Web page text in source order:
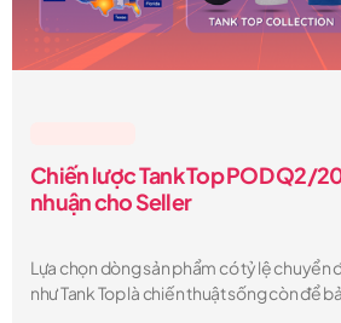
Chiến lược Tank Top POD Q2/
nhuận cho Seller
Lựa chọn dòng sản phẩm có tỷ lệ chuyển
như Tank Top là chiến thuật sống còn để